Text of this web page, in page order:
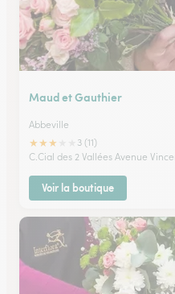
Maud et Gauthier
Abbeville
★★★
3 (11)
C.Cial des 2 Vallées Avenue
Voir la boutique